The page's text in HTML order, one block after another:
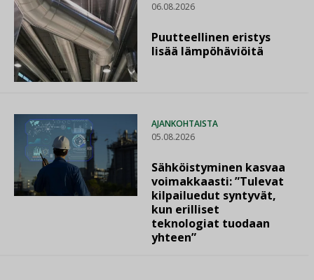
06.08.2026
Puutteellinen eristys
lisää lämpöhäviöitä
AJANKOHTAISTA
05.08.2026
Sähköistyminen kasvaa
voimakkaasti: ”Tulevat
kilpailuedut syntyvät,
kun erilliset
teknologiat tuodaan
yhteen”